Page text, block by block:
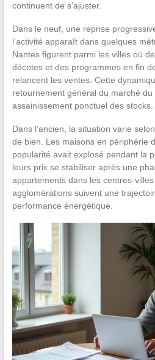
continuent de s’ajuster.
Dans le neuf, une reprise
l’activité apparaît dans quelques
Nantes figurent parmi les villes où
décotes et des programmes en fin
relancent les ventes. Cette
retournement général du marché
assainissement ponctuel des stocks.
Dans l’ancien, la situation varie
de bien. Les maisons en périphérie
popularité avait explosé pendant la
leurs prix se stabiliser après une
appartements dans les centres-
agglomérations suivent une
performance énergétique.